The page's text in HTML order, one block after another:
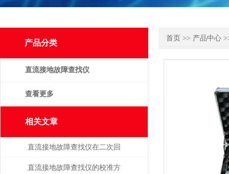
产品分类
直流接地故障查找仪
查看更多
相关文章
直流接地故障查找仪在二次回
路排查中的高效应用
直流接地故障查找仪的校准方
首页 >> 产品中心